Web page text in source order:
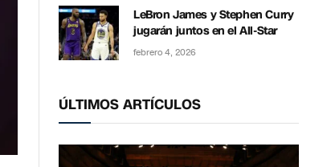
LeBron James y Stephen Curry
jugarán juntos en el All-Star
febrero 4, 2026
ÚLTIMOS ARTÍCULOS